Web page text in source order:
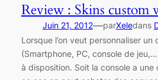
Review : Skins custom
Juin 21, 2012—parXeledans
Lorsque l’on veut personnaliser un
(Smartphone, PC, console de
à disposition. Soit la console a